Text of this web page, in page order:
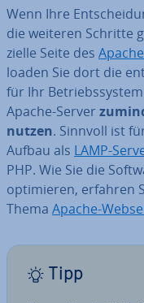
Wenn Ihre
die weiteren Schritte
zi­el­le Seite des
loa­den Sie dort die
für Ihr
Apache-Server
nutzen. Sinnvoll ist
Aufbau als LAMP-
PHP. Wie Sie die
op­ti­mie­ren, erfahren
Thema Apache-
Tipp